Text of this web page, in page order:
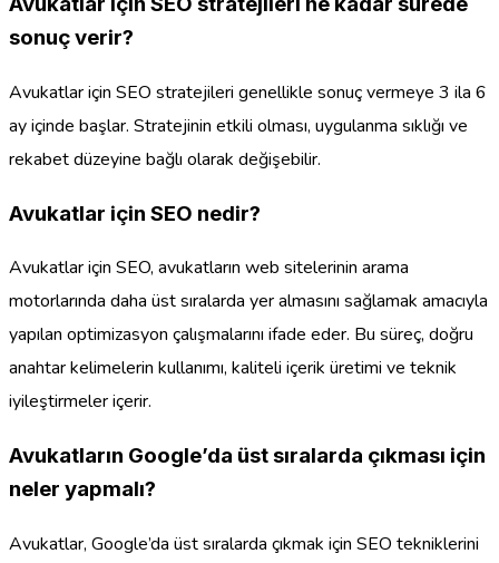
sonuç verir?
Avukatlar için SEO stratejileri genellikle sonuç vermeye 3 ila 6
ay içinde başlar. Stratejinin etkili olması, uygulanma sıklığı ve
rekabet düzeyine bağlı olarak değişebilir.
Avukatlar için SEO nedir?
Avukatlar için SEO, avukatların web sitelerinin arama
motorlarında daha üst sıralarda yer almasını sağlamak amacıyla
yapılan optimizasyon çalışmalarını ifade eder. Bu süreç, doğru
anahtar kelimelerin kullanımı, kaliteli içerik üretimi ve teknik
iyileştirmeler içerir.
Avukatların Google’da üst sıralarda çıkması için
neler yapmalı?
Avukatlar, Google’da üst sıralarda çıkmak için SEO tekniklerini